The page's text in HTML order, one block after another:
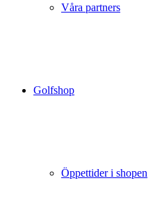
Våra partners
Golfshop
Öppettider i shopen